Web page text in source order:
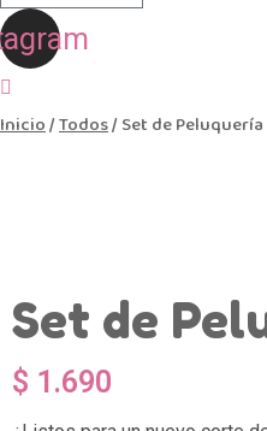
Inicio/Todos/ Set de Peluquería
Set de
$ 1.690